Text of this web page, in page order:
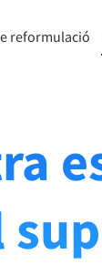
reformulació
Obteniu